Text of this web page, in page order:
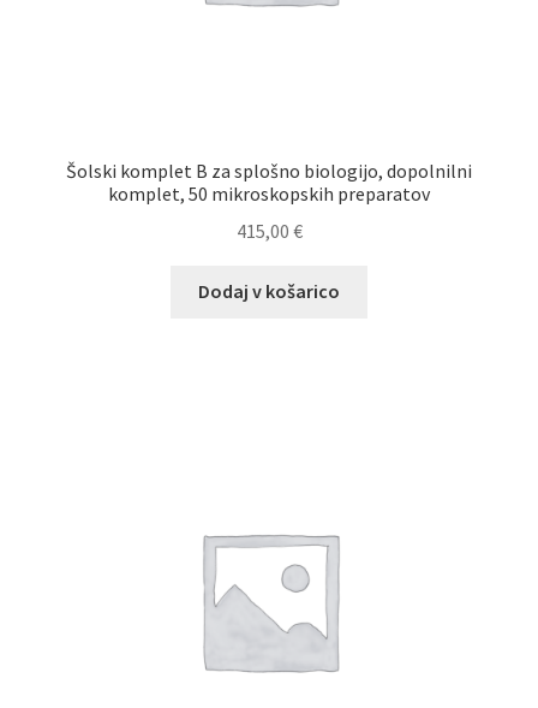
Šolski komplet B za splošno biologijo, dopolnilni
komplet, 50 mikroskopskih preparatov
415,00 €
Dodaj v košarico